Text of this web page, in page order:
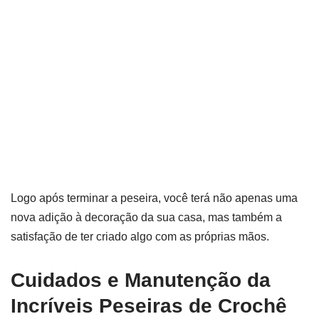
Logo após terminar a peseira, você terá não apenas uma
nova adição à decoração da sua casa, mas também a
satisfação de ter criado algo com as próprias mãos.
Cuidados e Manutenção da
Incríveis Peseiras de Crochê